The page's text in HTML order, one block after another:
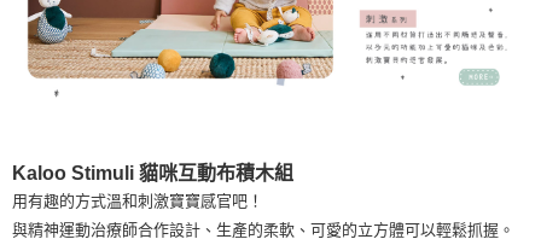
https://aftee.tw/terms/#terms3
３．未成年的使用者請事先徵得法定代理人或監護人之同意方可使用
「AFTEE先享後付」，若未經同意申辦者引起之損失，本公司不負相關責
任。
４．使用「AFTEE先享後付」時，將依據個別帳號之用戶狀況，依本公司即
５．嚴禁一人註冊多個帳號或使用他人資訊註冊。若發現惡意使用之情形，
恩沛科技股份有限公司將有權停止該用戶之使用額度並採取法律行動。
Kaloo Stimuli 貓咪互動布積木組
用有趣的方式溫和刺激寶寶感官吧！
與精神運動治療師合作設計、生產的柔軟、可愛的立方體可以輕鬆抓握。